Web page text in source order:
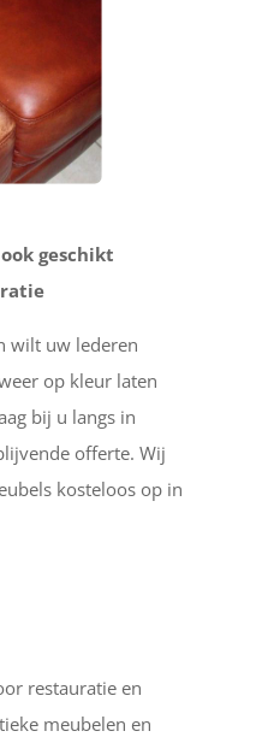
geschikt
wilt uw lederen
op kleur laten
bij u langs in
offerte. Wij
kosteloos op in
restauratie en
meubelen en